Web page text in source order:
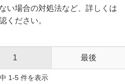
い場合の対処法など、詳しくは
ください。
1 最後
1-5 件を表示